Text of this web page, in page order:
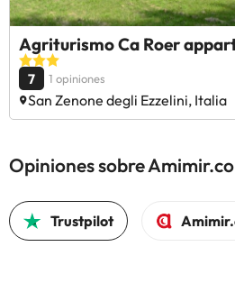
Agriturismo Ca Roer
7 1 opiniones
San Zenone degli Ezzelini, Italia
Opiniones sobre
Trustpilot